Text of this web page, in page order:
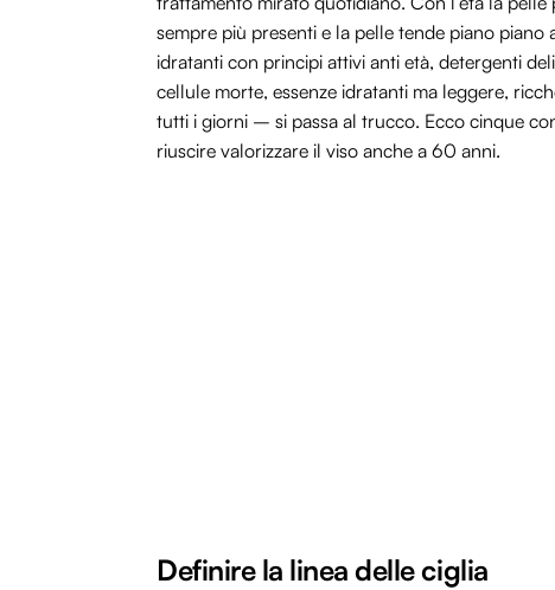
sempre più presenti e la pelle tende piano
idratanti con principi attivi anti età, detergenti
cellule morte, essenze idratanti ma leggere,
tutti i giorni – si passa al trucco. Ecco cinque
riuscire valorizzare il viso anche a 60 anni.
Definire la linea delle ciglia